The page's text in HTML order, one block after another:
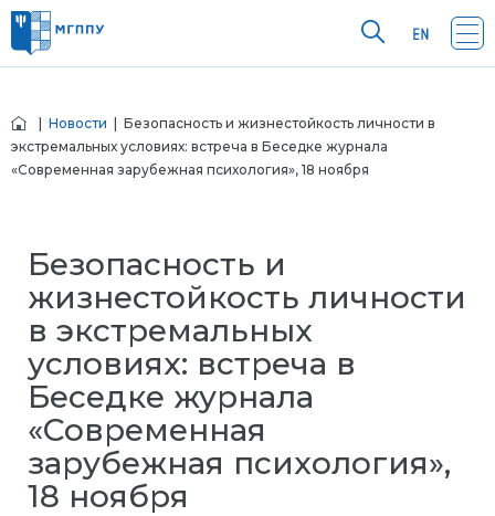
Новости | Безопасность и жизнестойкость личности в
экстремальных условиях: встреча в Беседке журнала
«Современная зарубежная психология», 18 ноября
Безопасность и
жизнестойкость личности
в экстремальных
условиях: встреча в
Беседке журнала
«Современная
зарубежная психология»,
18 ноября